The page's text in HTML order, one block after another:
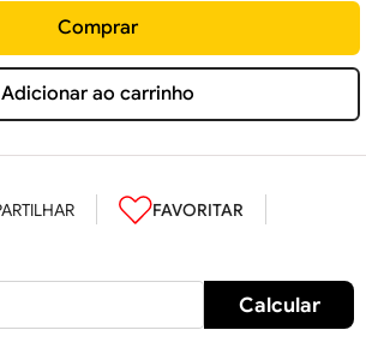
Adicionar ao carrinho
Comprar